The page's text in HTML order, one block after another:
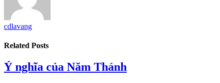
cdlavang
Related Posts
Ý nghĩa của Năm Thánh